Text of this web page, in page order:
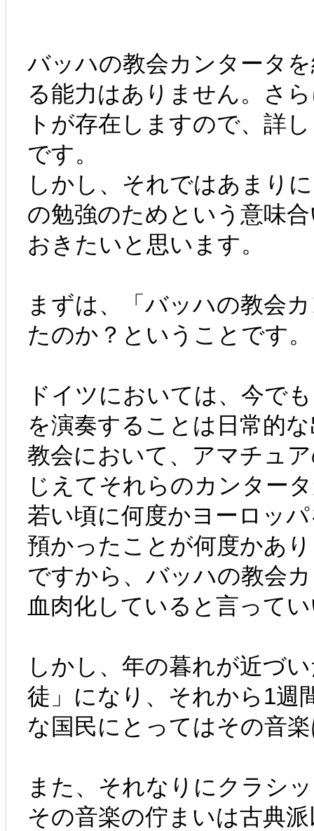
バッハの教会カンタータ
る能力はありません。さ
トが存在しますので、詳
です。
しかし、それではあまり
の勉強のためという意味
おきたいと思います。
まずは、「バッハの教会
たのか？ということです。
ドイツにおいては、今で
を演奏することは日常的
教会において、アマチュ
じえてそれらのカンター
若い頃に何度かヨーロッ
預かったことが何度かあ
ですから、バッハの教会
血肉化していると言って
しかし、年の暮れが近づ
徒」になり、それから1週
な国民にとってはその音
また、それなりにクラシ
その音楽の佇まいは古典